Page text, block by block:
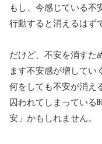
もし、今感じている不
行動すると消えるはず
だけど、不安を消すた
ます不安感が増してい
何をしても不安が消え
囚われてしまっている
安」かもしれません。